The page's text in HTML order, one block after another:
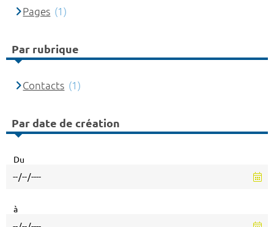
Pages (1)
Par rubrique
Contacts (1)
Par date de création
Du
à